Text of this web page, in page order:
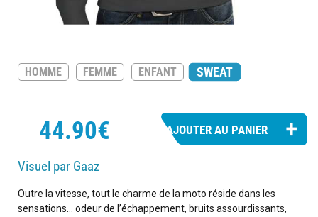
HOMME FEMME ENFANT SWEAT
44.90€
Visuel par Gaaz
Outre la vitesse, tout le charme de la moto réside dans les
sensations… odeur de l’échappement, bruits assourdissants,